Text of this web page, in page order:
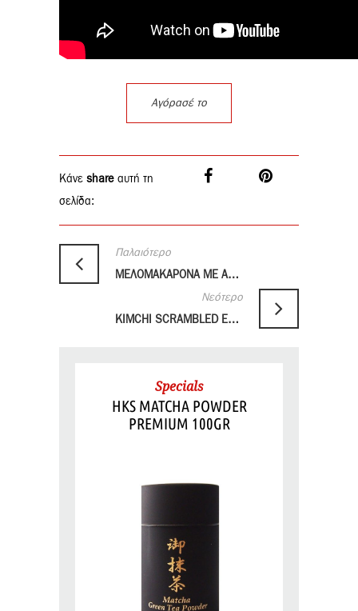
Αγόρασέ το
Κάνε share αυτή τη
σελίδα:
Παλαιότερο
ΜΕΛΟΜΑΚΑΡΟΝΑ ΜΕ ΑΡΩΜΑ ΚΑΡΥΔΑΣ
Νεότερο
KIMCHI SCRAMBLED EGGS
Specials
HKS MATCHA POWDER
PREMIUM 100GR